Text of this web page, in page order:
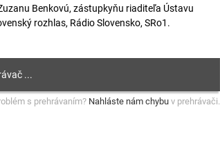
Benkovú, zástupkyňu riaditeľa Ústavu
rozhlas, Rádio Slovensko, SRo1.
s prehrávaním? Nahláste nám chybu v prehrávači.